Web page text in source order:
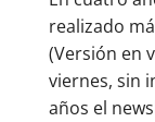
realizado
(Versión en
viernes, sin
años el